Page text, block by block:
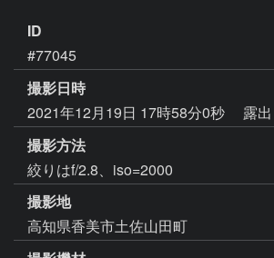
ID
#77045
撮影日時
2021年12月19日 17時58分0秒
露
撮影方法
絞りはf/2.8、iso=2000
撮影地
高知県香美市土佐山田町